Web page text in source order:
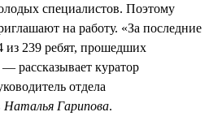
специалистов. Поэтому
на работу. «За последние
из 239 ребят, прошедших
рассказывает куратор
отдела
Наталья Гарипова.